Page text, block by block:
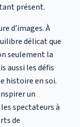
présent.
d’images. À
délicat que
seulement la
aussi les défis
histoire en soi.
un
spectateurs à
de